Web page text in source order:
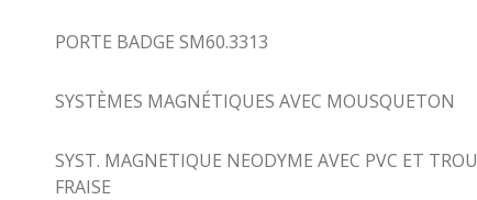
PORTE BADGE SM60.3313
SYSTÈMES MAGNÉTIQUES AVEC MOUSQUETON
SYST. MAGNETIQUE NEODYME AVEC PVC ET TROU
FRAISE